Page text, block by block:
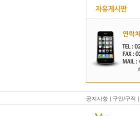
공지사항 | 구인/구직 |